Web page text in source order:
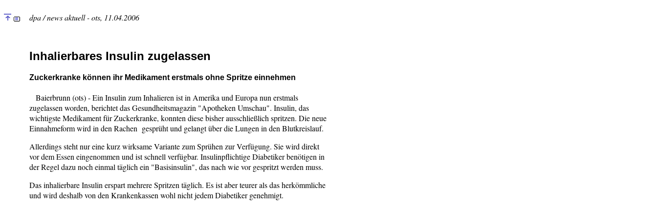
dpa / news aktuell - ots, 11.04.2006
Inhalierbares Insulin zugelassen
Zuckerkranke können ihr Medikament erstmals ohne Spritze einnehmen
Baierbrunn (ots) - Ein Insulin zum Inhalieren ist in Amerika und Europa nun erstmals
zugelassen worden, berichtet das Gesundheitsmagazin "Apotheken Umschau". Insulin, das
wichtigste Medikament für Zuckerkranke, konnten diese bisher ausschließlich spritzen. Die neue
Einnahmeform wird in den Rachen gesprüht und gelangt über die Lungen in den Blutkreislauf.
Allerdings steht nur eine kurz wirksame Variante zum Sprühen zur Verfügung. Sie wird direkt
vor dem Essen eingenommen und ist schnell verfügbar. Insulinpflichtige Diabetiker benötigen in
der Regel dazu noch einmal täglich ein "Basisinsulin", das nach wie vor gespritzt werden muss.
Das inhalierbare Insulin erspart mehrere Spritzen täglich. Es ist aber teurer als das herkömmliche
und wird deshalb von den Krankenkassen wohl nicht jedem Diabetiker genehmigt.